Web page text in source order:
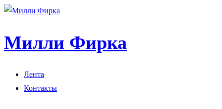
Милли Фирка
Лента
Контакты